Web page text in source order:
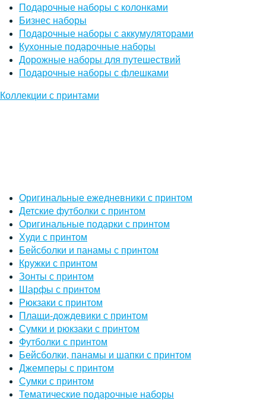
Подарочные наборы с колонками
Бизнес наборы
Подарочные наборы с аккумуляторами
Кухонные подарочные наборы
Дорожные наборы для путешествий
Подарочные наборы с флешками
Коллекции с принтами
Оригинальные ежедневники с принтом
Детские футболки с принтом
Оригинальные подарки с принтом
Худи с принтом
Бейсболки и панамы с принтом
Кружки с принтом
Зонты с принтом
Шарфы с принтом
Рюкзаки с принтом
Плащи-дождевики с принтом
Сумки и рюкзаки с принтом
Футболки с принтом
Бейсболки, панамы и шапки с принтом
Джемперы с принтом
Сумки с принтом
Тематические подарочные наборы